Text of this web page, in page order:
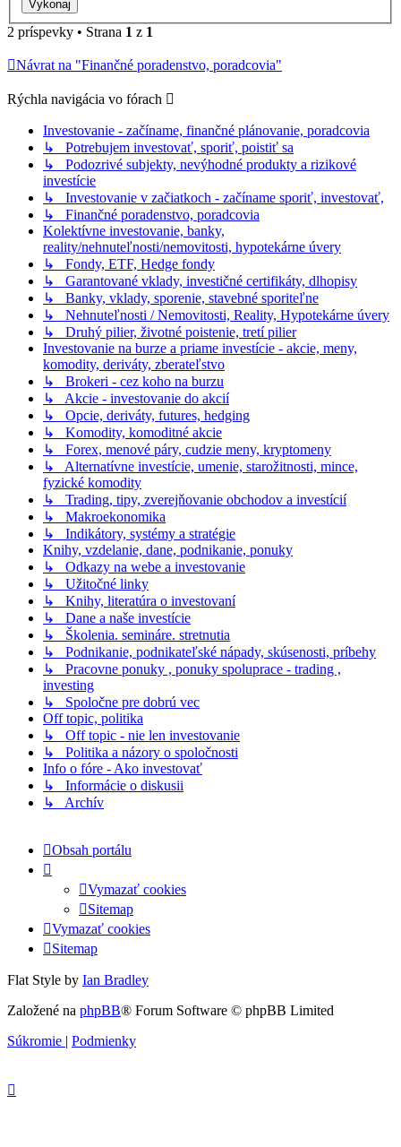
2 príspevky • Strana 1 z 1
Návrat na "Finančné poradenstvo, poradcovia"
Rýchla navigácia vo fórach
Investovanie - začíname, finančné plánovanie, poradcovia
↳ Potrebujem investovať, sporiť, poistiť sa
↳ Podozrivé subjekty, nevýhodné produkty a rizikové
investície
↳ Investovanie v začiatkoch - začíname sporiť, investovať,
↳ Finančné poradenstvo, poradcovia
Kolektívne investovanie, banky,
reality/nehnuteľnosti/nemovitosti, hypotekárne úvery
↳ Fondy, ETF, Hedge fondy
↳ Garantované vklady, investičné certifikáty, dlhopisy
↳ Banky, vklady, sporenie, stavebné sporiteľne
↳ Nehnuteľnosti / Nemovitosti, Reality, Hypotekárne úvery
↳ Druhý pilier, životné poistenie, tretí pilier
Investovanie na burze a priame investície - akcie, meny,
komodity, deriváty, zberateľstvo
↳ Brokeri - cez koho na burzu
↳ Akcie - investovanie do akcií
↳ Opcie, deriváty, futures, hedging
↳ Komodity, komoditné akcie
↳ Forex, menové páry, cudzie meny, kryptomeny
↳ Alternatívne investície, umenie, starožitnosti, mince,
fyzické komodity
↳ Trading, tipy, zverejňovanie obchodov a investícií
↳ Makroekonomika
↳ Indikátory, systémy a stratégie
Knihy, vzdelanie, dane, podnikanie, ponuky
↳ Odkazy na webe a investovanie
↳ Užitočné linky
↳ Knihy, literatúra o investovaní
↳ Dane a naše investície
↳ Školenia. semináre. stretnutia
↳ Podnikanie, podnikateľské nápady, skúsenosti, príbehy
↳ Pracovne ponuky , ponuky spoluprace - trading ,
investing
↳ Spoločne pre dobrú vec
Off topic, politika
↳ Off topic - nie len investovanie
↳ Politika a názory o spoločnosti
Info o fóre - Ako investovať
↳ Informácie o diskusii
↳ Archív
Obsah portálu
Vymazať cookies
Sitemap
Vymazať cookies
Sitemap
Flat Style by Ian Bradley
Založené na phpBB® Forum Software © phpBB Limited
Súkromie | Podmienky